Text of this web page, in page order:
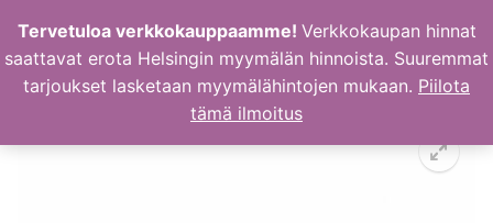
sisältöön
Tervetuloa verkkokauppaamme! Verkkokaupan hinnat
saattavat erota Helsingin myymälän hinnoista. Suuremmat
tarjoukset lasketaan myymälähintojen mukaan. Piilota
tämä ilmoitus